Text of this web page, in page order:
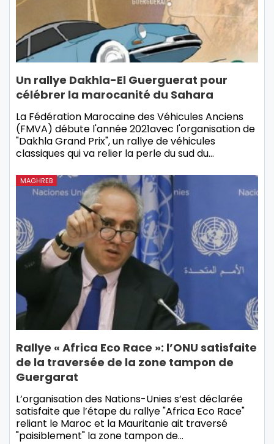
Un rallye Dakhla-El Guerguerat pour
célébrer la marocanité du Sahara
La Fédération Marocaine des Véhicules Anciens
(FMVA) débute l'année 2021avec l'organisation de
"Dakhla Grand Prix", un rallye de véhicules
classiques qui va relier la perle du sud du…
MAGHREB
Rallye « Africa Eco Race »: l’ONU satisfaite
de la traversée de la zone tampon de
Guergarat
L’organisation des Nations-Unies s’est déclarée
satisfaite que l’étape du rallye "Africa Eco Race"
reliant le Maroc et la Mauritanie ait traversé
"paisiblement" la zone tampon de…